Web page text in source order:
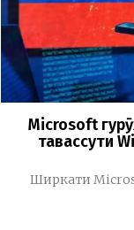
Microsoft
тавассути
Ширкати